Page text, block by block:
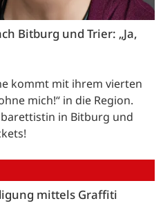
Bitburg und Trier: „Ja,
kommt mit ihrem vierten
mich!“ in die Region.
in Bitburg und
mittels Graffiti